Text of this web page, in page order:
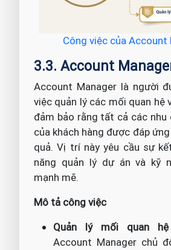
Công việc của Account
3.3. Account
Account Manager là người
việc quản lý các mối quan hệ
đảm bảo rằng tất cả các nhu
của khách hàng được đáp
quả. Vị trí này yêu cầu sự
năng quản lý dự án và kỹ
mạnh mẽ.
Mô tả công việc
Quản lý mối quan
Account Manager chủ